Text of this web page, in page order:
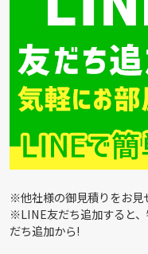
※他社様の御見積りをお見
※LINE友だち追加すると
だち追加から!